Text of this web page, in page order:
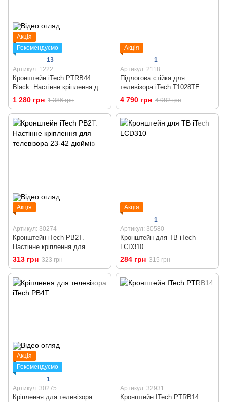
Акція
Рекомендуємо
13
Артикул: 1222
Кронштейн iTech PTRB44
Black. Настінне кріплення для
телевізора 32 - 55 дюймів
1 280 грн 1 386 грн
Акція
1
Артикул: 2118
Підлогова стійка для
телевізора iTech T1028TE
4 790 грн 4 982 грн
Акція
Артикул: 30274
Кронштейн iTech PB2T.
Настінне кріплення для
телевізора 23-42 дюймів
313 грн 323 грн
Акція
1
Артикул: 30580
Кронштейн для ТВ iTech
LCD310
284 грн 315 грн
Акція
Рекомендуємо
1
Артикул: 30275
Кріплення для телевізора
Артикул: 32931
Кронштейн ITech PTRB14